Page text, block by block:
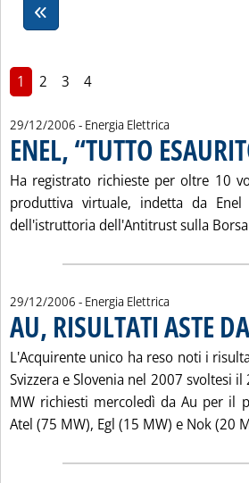
1 2 3 4
29/12/2006 - Energia Elettrica
ENEL, “TUTTO
Ha registrato richieste per oltre 10
produttiva virtuale, indetta da
dell'istruttoria dell'Antitrust sulla
29/12/2006 - Energia Elettrica
AU, RISULTATI ASTE
L'Acquirente unico ha reso noti i
Svizzera e Slovenia nel 2007 svoltesi
MW richiesti mercoledì da Au per il
Atel (75 MW), Egl (15 MW) e Nok (20